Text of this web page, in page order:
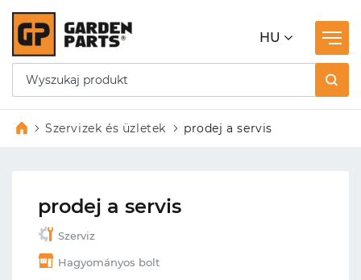
HU
Szervizek és üzletek prodej a servis
prodej a servis
Szerviz
Hagyományos bolt